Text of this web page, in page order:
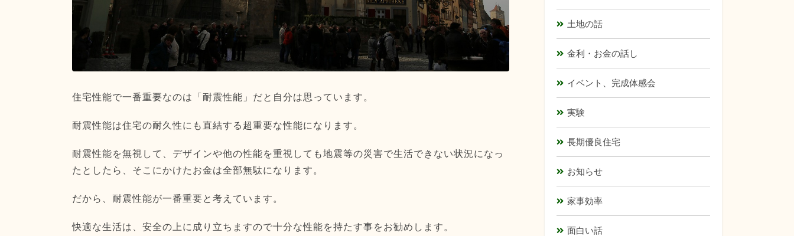
住宅性能で一番重要なのは「耐震性能」だと自分は思っています。
耐震性能は住宅の耐久性にも直結する超重要な性能になります。
耐震性能を無視して、 デザインや他の性能を重視しても地震等の災害で生活できない状況 になっ
たとしたら、そこにかけたお金は全部無駄になります。
だから、耐震性能が一番重要と考えています。
快適な生活は、 安全の上に成り立ちますので十分な性能を持たす事をお勧めします 。
土地の話
金利・お金の話し
イベント、完成体感会
実験
長期優良住宅
お知らせ
家事効率
面白い話